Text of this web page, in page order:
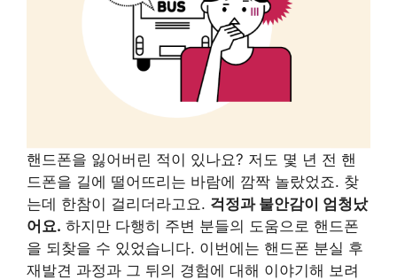
핸드폰을 잃어버린 적이 있나요? 저도 몇 년 전 핸
드폰을 길에 떨어뜨리는 바람에 깜짝 놀랐었죠. 찾
는데 한참이 걸리더라고요. 걱정과 불안감이 엄청났
어요. 하지만 다행히 주변 분들의 도움으로 핸드폰
을 되찾을 수 있었습니다. 이번에는 핸드폰 분실 후
재발견 과정과 그 뒤의 경험에 대해 이야기해 보려